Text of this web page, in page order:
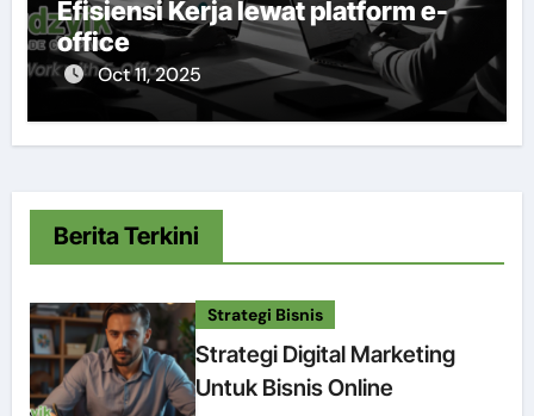
Efisiensi Kerja lewat platform e-
office
Oct 11, 2025
Berita Terkini
Strategi Bisnis
Strategi Digital Marketing
Untuk Bisnis Online